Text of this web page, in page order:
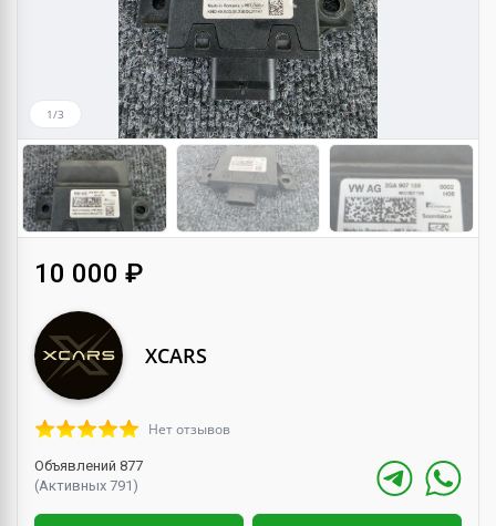
1/3
10 000 ₽
XCARS
Нет отзывов
Объявлений 877
(Активных 791)